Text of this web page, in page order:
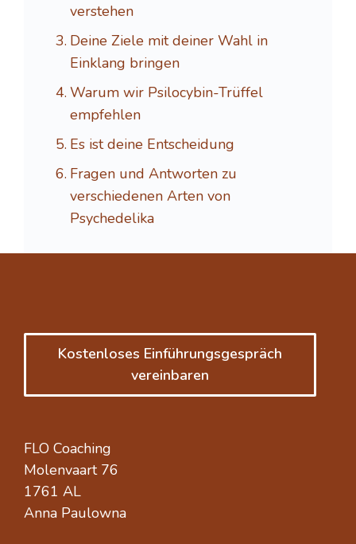
verstehen
Deine Ziele mit deiner Wahl in
Einklang bringen
Warum wir Psilocybin-Trüffel
empfehlen
Es ist deine Entscheidung
Fragen und Antworten zu
verschiedenen Arten von
Psychedelika
Kostenloses Einführungsgespräch
vereinbaren
FLO Coaching
Molenvaart 76
1761 AL
Anna Paulowna